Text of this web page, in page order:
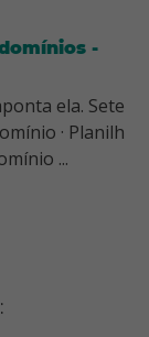
-
ela. Sete
· Planilh
...